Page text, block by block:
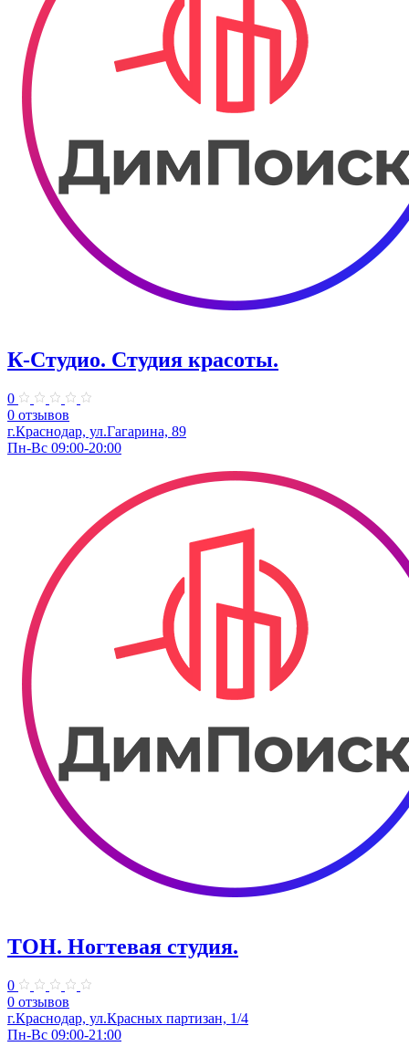
К-Студио. Студия красоты.
0
0 отзывов
г.Краснодар, ул.Гагарина, 89
Пн-Вс 09:00-20:00
ТОН. Ногтевая студия.
0
0 отзывов
г.Краснодар, ул.Красных партизан, 1/4
Пн-Вс 09:00-21:00